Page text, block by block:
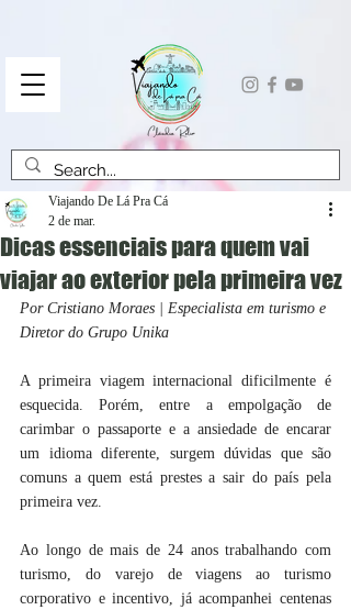
Dicas essenciais para quem vai
viajar ao exterior pela primeira vez
Viajando De Lá Pra Cá
2 de mar.
Por Cristiano Moraes | Especialista em turismo e
Diretor do Grupo Unika
A primeira viagem internacional dificilmente é
esquecida. Porém, entre a empolgação de
carimbar o passaporte e a ansiedade de encarar
um idioma diferente, surgem dúvidas que são
comuns a quem está prestes a sair do país pela
primeira vez.
Ao longo de mais de 24 anos trabalhando com
turismo, do varejo de viagens ao turismo
corporativo e incentivo, já acompanhei centenas